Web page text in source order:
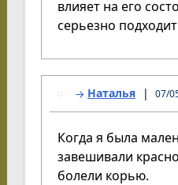
влияет на его
серьезно
Наталья 07/
Когда я была
завешивали
болели корью.